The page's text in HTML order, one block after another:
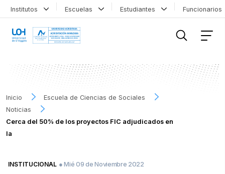
Institutos Escuelas Estudiantes
Inicio
Escuela de Ciencias de Sociales
Noticias
Cerca del 50% de los proyectos FIC adjudicados en
la
INSTITUCIONAL ● Mié 09 de Noviembre 2022